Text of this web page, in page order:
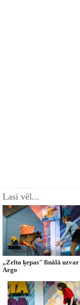
Lasi vēl...
„Zelta ķepas" finālā uzvar
Argo